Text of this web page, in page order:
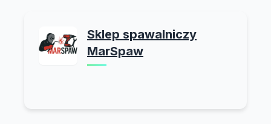
Sklep spawalniczy
MarSpaw